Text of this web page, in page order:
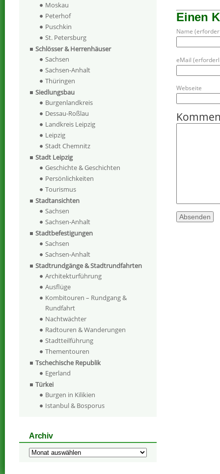
Einen
Name
eMail
Webseite
Moskau
Peterhof
Puschkin
St. Petersburg
Schlösser & Herrenhäuser
Sachsen
Sachsen-Anhalt
Thüringen
Siedlungsbau
Burgenlandkreis
Dessau-Roßlau
Landkreis Leipzig
Leipzig
Stadt Chemnitz
Stadt Leipzig
Geschichte & Geschichten
Persönlichkeiten
Tourismus
Stadtansichten
Sachsen
Sachsen-Anhalt
Stadtbefestigungen
Sachsen
Sachsen-Anhalt
Stadtrundgänge & Stadtrundfahrten
Architekturführung
Ausflüge
Kombitouren – Rundgang &
Rundfahrt
Nachtwächter
Radtouren & Wanderungen
Stadtteilführung
Thementouren
Tschechische Republik
Egerland
Türkei
Burgen in Kilikien
Istanbul & Bosporus
Archiv
Archiv